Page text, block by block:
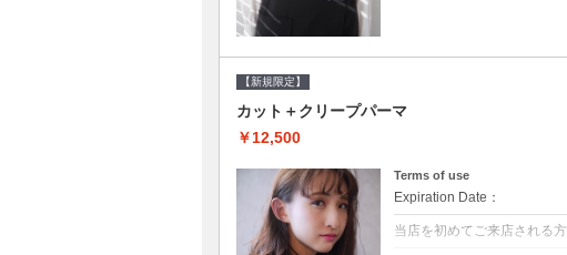
【新規限定】
カット＋クリープパーマ
￥12,500
Terms of use
Expiration Date：
当店を初めてご来店される方